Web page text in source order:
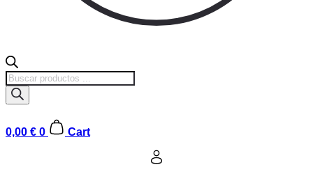
Búsqueda
de
productos
0,00 € 0 Cart